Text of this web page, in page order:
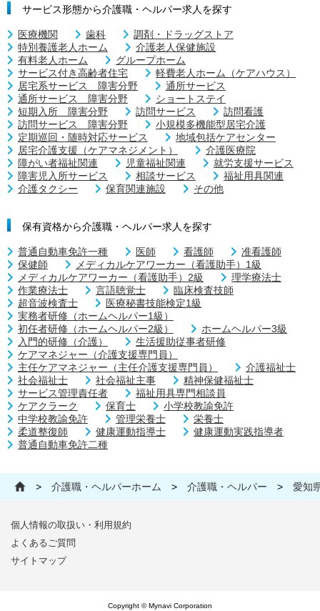
サービス形態から介護職・ヘルパー求人を探す
医療機関 歯科
調剤・ドラッグストア
特別養護老人ホーム
介護老人保健施設
有料老人ホーム
グループホーム
サービス付き高齢者住宅
軽費老人ホーム（ケアハウス）
居宅系サービス 障害分野
通所サービス
通所サービス 障害分野
ショートステイ
短期入所 障害分野
訪問サービス
訪問看護
訪問サービス 障害分野
小規模多機能型居宅介護
定期巡回・随時対応サービス
地域包括ケアセンター
居宅介護支援（ケアマネジメント）
介護医療院
障がい者福祉関連
児童福祉関連
就労支援サービス
障害児入所サービス
相談サービス
福祉用具関連
介護タクシー
保育関連施設 その他
保有資格から介護職・ヘルパー求人を探す
普通自動車免許一種 医師 看護師
准看護師
保健師
メディカルケアワーカー（看護助手）1級
メディカルケアワーカー（看護助手）2級
理学療法士
作業療法士
言語聴覚士
臨床検査技師
超音波検査士
医療秘書技能検定1級
実務者研修（ホームヘルパー1級）
初任者研修（ホームヘルパー2級）
ホームヘルパー3級
入門的研修（介護）
生活援助従事者研修
ケアマネジャー（介護支援専門員）
主任ケアマネジャー（主任介護支援専門員）
介護福祉士
社会福祉士
社会福祉主事
精神保健福祉士
サービス管理責任者
福祉用具専門相談員
ケアクラーク
保育士
小学校教諭免許
中学校教諭免許
管理栄養士
栄養士
柔道整復師
健康運動指導士
健康運動実践指導者
普通自動車免許二種
> 介護職・ヘルパーホーム > 介護職・ヘルパー > 愛知
個人情報の取扱い・利用規約
よくあるご質問
サイトマップ
Copyright © Mynavi Corporation